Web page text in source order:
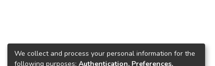
We collect and process your personal information for the
following purposes: Authentication, Preferences,